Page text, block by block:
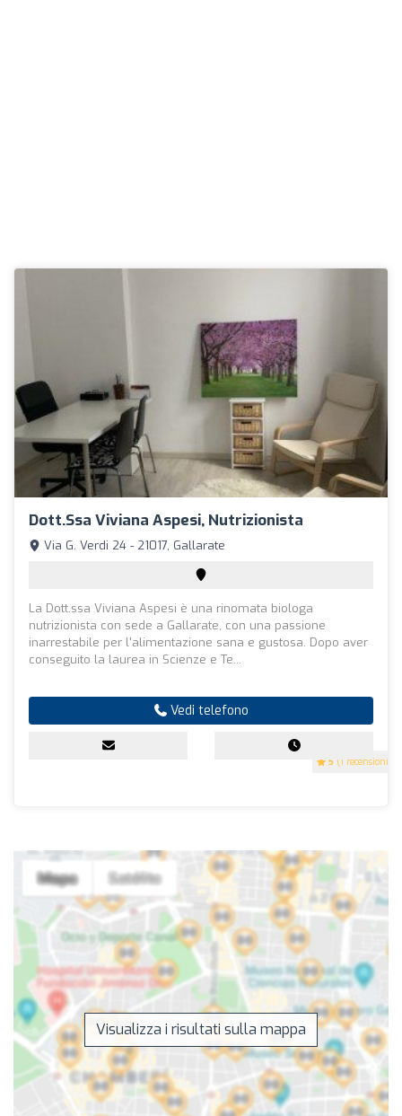
Dott.ssa Viviana Aspesi, Nutrizionista
5 (1 recensioni)
Via G. Verdi 24 - 21017, Gallarate
La Dott.ssa Viviana Aspesi è una rinomata biologa
nutrizionista con sede a Gallarate, con una passione
inarrestabile per l'alimentazione sana e gustosa. Dopo aver
conseguito la laurea in Scienze e Te...
Vedi telefono
Visualizza i risultati sulla mappa